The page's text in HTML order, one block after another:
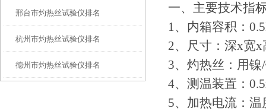
邢台市灼热丝试验仪排名
杭州市灼热丝试验仪排名
德州市灼热丝试验仪排名
一、 主要技术指
1、内箱容积：
2、尺寸：深x宽x
3、灼热丝：用镍
4、测温装置：
5、加热电流：